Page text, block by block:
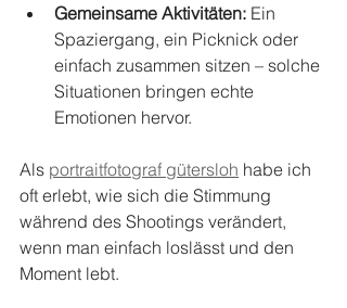
Gemeinsame Aktivitäten: Ein
Spaziergang, ein Picknick oder
einfach zusammen sitzen – solche
Situationen bringen echte
Emotionen hervor.
Als portraitfotograf gütersloh habe ich
oft erlebt, wie sich die Stimmung
während des Shootings verändert,
wenn man einfach loslässt und den
Moment lebt.